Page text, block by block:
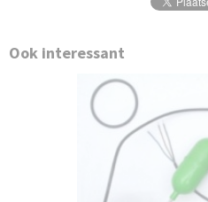
Ook interessant